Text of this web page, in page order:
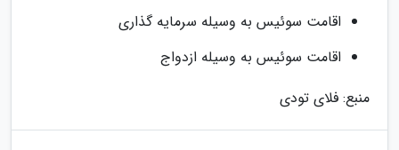
اقامت سوئیس به وسیله سرمایه گذاری
اقامت سوئیس به وسیله ازدواج
منبع: فلای تودی